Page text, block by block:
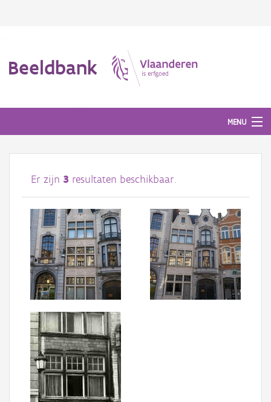
Beeldbank
MENU
Afbeeldingen
#BeeldIndeKijker
Hergebruik
Over ons
Aanmelden
Er zijn 3 resultaten beschikbaar.